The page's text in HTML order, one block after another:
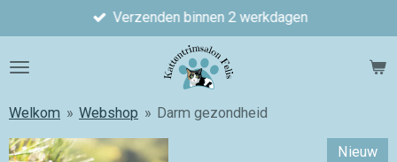
direct
naar
hoofdinhoud
Verzenden binnen 2 werkdagen
Welkom » Webshop » Darm gezondheid
Nieuw